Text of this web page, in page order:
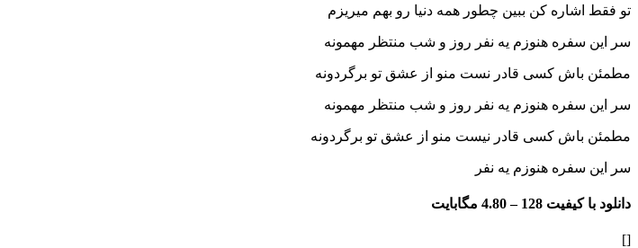
تو فقط اشاره کن ببین چطور همه دنیا رو بهم میریزم
سر این سفره هنوزم یه نفر روز و شب منتظر مهمونه
مطمئن باش کسی قادر نست منو از عشق تو برگردونه
سر این سفره هنوزم یه نفر روز و شب منتظر مهمونه
مطمئن باش کسی قادر نیست منو از عشق تو برگردونه
سر این سفره هنوزم یه نفر
دانلود با کیفیت 128 – 4.80 مگابایت
[]